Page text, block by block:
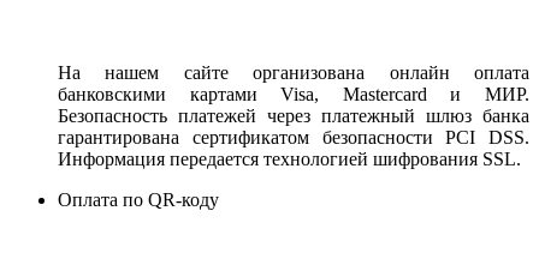
На нашем сайте организована онлайн оплата
банковскими картами Visa, Mastercard и МИР.
Безопасность платежей через платежный шлюз банка
гарантирована сертификатом безопасности PCI DSS.
Информация передается технологией шифрования SSL.
Оплата по QR-коду